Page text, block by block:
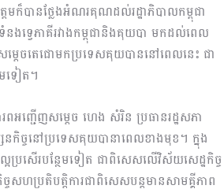
មក៏បានថ្លែងអំណរគុណដល់រដ្ឋាភិបាលកម្ពុជា
ងទ្វេភាគីរវាងកម្ពុជានិងគុយបា មកដល់ពេល
ដេចតេជោមកប្រទេសគុយបាននៅពេលនេះ ជា
មទៀត។
អញ្ជើញសម្ដេច ហេង សំរិន ប្រធានរដ្ឋសភា
កិច្ចនៅប្រទេសគុយបានាពេលខាងមុខ។ ក្នុង
ប្រសើរបន្ថែមទៀត ជាពិសេសលើវិស័យសេដ្ឋកិច្ច
ហប្រតិបត្តិការជាពិសេសបន្តមានសាមគ្គីភាព